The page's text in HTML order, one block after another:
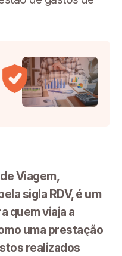
Viagem,
sigla RDV, é um
quem viaja a
uma prestação
realizados